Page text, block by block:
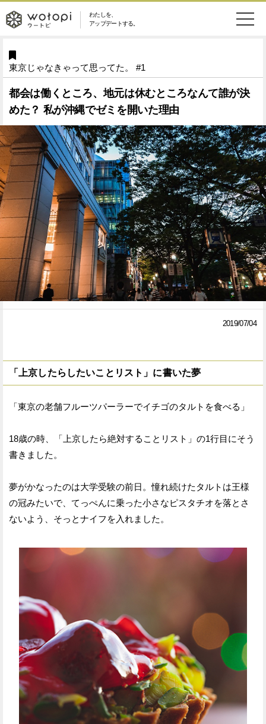
わたしを、
アップデートする。
wotopi
-
ウ
ー
ト
ピ
メ
ニ
ュ
ー
美容・コスメ 妊娠・出産
健康 ワークスタイル
ライフスタイル ファッション
ソーシャル SDGs
アイテム
検
索
ウートピとは？
Facebook
ア
Twitter
東京じゃなきゃって思ってた。 #1
都会は働くところ、地元は休むところなんて誰が決
めた？ 私が沖縄でゼミを開いた理由
2019/07/04
「上京したらしたいことリスト」に書いた夢
「東京の老舗フルーツパーラーでイチゴのタルトを食べる」
18歳の時、「上京したら絶対することリスト」の1行目にそう
書きました。
夢がかなったのは大学受験の前日。憧れ続けたタルトは王様
の冠みたいで、てっぺんに乗った小さなピスタチオを落とさ
ないよう、そっとナイフを入れました。